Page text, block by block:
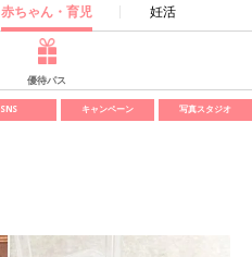
赤ちゃん・育児 妊活
優待パス
SNS キャンペーン 写真スタジオ